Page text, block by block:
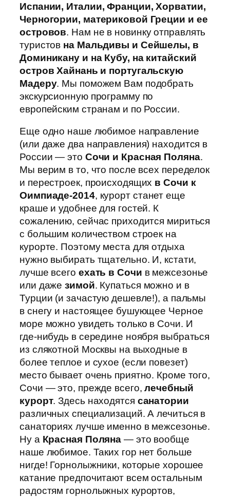
Испании, Италии, Франции, Хорватии,
Черногории, материковой Греции и ее
островов. Нам не в новинку отправлять
туристов на Мальдивы и Сейшелы, в
Доминикану и на Кубу, на китайский
остров Хайнань и португальскую
Мадеру. Мы поможем Вам подобрать
экскурсионную программу по
европейским странам и по России.
Еще одно наше любимое направление
(или даже два направления) находится в
России — это Сочи и Красная Поляна.
Мы верим в то, что после всех переделок
и перестроек, происходящих в Сочи к
Оимпиаде-2014, курорт станет еще
краше и удобнее для гостей. К
сожалению, сейчас приходится мириться
с большим количеством строек на
курорте. Поэтому места для отдыха
нужно выбирать тщательно. И, кстати,
лучше всего ехать в Сочи в межсезонье
или дажезимой. Купаться можно и в
Турции (и зачастую дешевле!), а пальмы
в снегу и настоящее бушующее Черное
море можно увидеть только в Сочи. И
где-нибудь в середине ноября выбраться
из слякотной Москвы на выходные в
более теплое и сухое (если повезет)
место бывает очень приятно. Кроме того,
Сочи — это, прежде всего,лечебный
курорт. Здесь находятся санатории
различных специализаций. А лечиться в
санаториях лучше именно в межсезонье.
Ну а Красная Поляна — это вообще
наше любимое. Таких гор нет больше
нигде! Горнолыжники, которые хорошее
катание предпочитают всем остальным
радостям горнолыжных курортов,